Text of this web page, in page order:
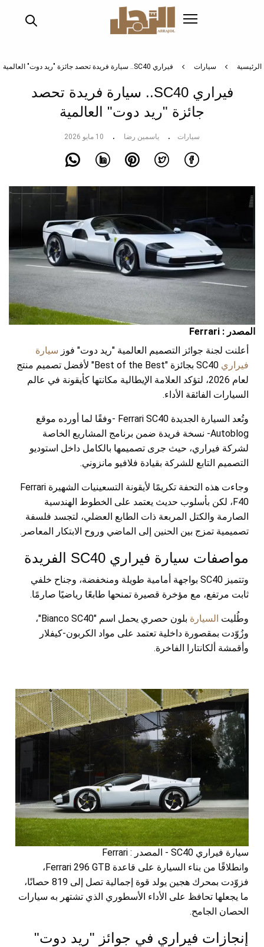
الرئيسية سيارات فيراري SC40.. سيارة فريدة تحصد جائزة "ريد دوت" العالمية
فيراري SC40.. سيارة فريدة تحصد
جائزة "ريد دوت" العالمية
سيارات ياسمين رضا 10 مايو 2026
المصدر : Ferrari
أعلنت لجنة جوائز التصميم العالمية "ريد دوت" فوز سيارة
فيراري
SC40 بجائزة "Best of the Best" لأفضل تصميم منتج
لعام 2026، لتؤكد العلامة الإيطالية مكانتها كأيقونة في عالم
السيارات الفائقة الأداء.
وتُعد السيارة الجديدة Ferrari SC40 -وفقًا لما أورده موقع
Autoblog- نسخة فريدة ضمن برنامج المشاريع الخاصة
لشركة فيراري، حيث جرى تصميمها بالكامل داخل استوديو
التصميم التابع للشركة بقيادة فلافيو مانزوني.
وجاءت هذه التحفة تكريمًا لأيقونة التسعينيات الشهيرة Ferrari
F40، لكن بأسلوب حديث يعتمد على الخطوط الهندسية
الصارمة والكتل المربعة ذات الطابع العضلي، لتجسد فلسفة
تصميمية تمزج بين الحنين إلى الماضي وروح الابتكار المعاصر.
مواصفات سيارة فيراري SC40 الفريدة
وتتميز SC40 بواجهة أمامية طويلة ومنخفضة، وجناح خلفي
ثابت مرتفع، مع مؤخرة قصيرة تمنحها طابعًا رياضيًا صارمًا.
وطُليت السيارة
بلون حصري يحمل اسم "Bianco SC40"،
وزُوّدت بمقصورة داخلية تعتمد على مواد الكربون-كيفلار
وأقمشة ألكانتارا الفاخرة.
سيارة فيراري SC40 - المصدر : Ferrari
وانطلاقًا من بناء السيارة على قاعدة Ferrari 296 GTB،
فزوّدت بمحرك هجين يولد قوة إجمالية تصل إلى 819 حصانًا،
ما يجعلها تحافظ على الأداء الأسطوري الذي تشتهر به سيارات
الحصان الجامح.
إنجازات فيراري في جوائز "ريد دوت"